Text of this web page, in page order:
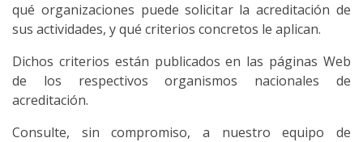
qué organizaciones puede solicitar la acreditación de
sus actividades, y qué criterios concretos le aplican.
Dichos criterios están publicados en las páginas Web
de los respectivos organismos nacionales de
acreditación.
Consulte, sin compromiso, a nuestro equipo de